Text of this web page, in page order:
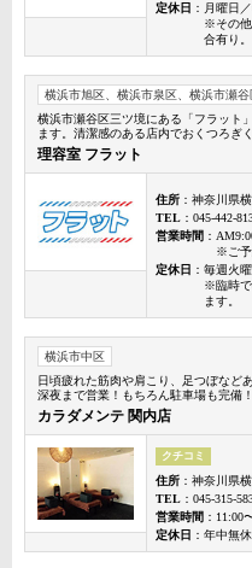
定休日 ：月曜日
※その他
合有り。
横浜市旭区、横浜市泉区、横浜市瀬谷
横浜市瀬谷区三ツ境にある「フラット
ます。清潔感のある店内でおくつろぎ
理容室 フラット
住所 ：神奈川県
TEL ：045-442-
営業時間 ：
※ご予
定休日 ：毎週火
※臨時で
ます。
横浜市中区
日頃疲れた筋肉や肩こり、足つぼなど
深夜まで営業！もちろん駐車場も完備！
カラダメンテ 関内店
クチコミ
住所 ：神奈川県
TEL ：045-315-
営業時間 ：11:00
定休日 ：年中無休